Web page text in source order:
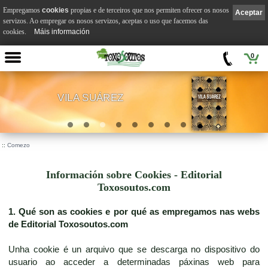
0
VILA SUÁREZ
:: Comezo
Información sobre Cookies - Editorial
Toxosoutos.com
1. Qué son as cookies e por qué as empregamos nas webs
de Editorial Toxosoutos.com
Unha cookie é un arquivo que se descarga no dispositivo do
usuario ao acceder a determinadas páxinas web para
Aceptar
Empregamos cookies propias e de terceiros que nos permiten ofrecer os nosos
servizos. Ao empregar os nosos servizos, aceptas o uso que facemos das
cookies.
Máis información